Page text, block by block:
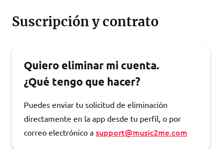
Suscripción y contrato
Quiero eliminar mi cuenta.
¿Qué tengo que hacer?
Puedes enviar tu solicitud de eliminación
directamente en la app desde tu perfil, o por
correo electrónico a support@music2me.com